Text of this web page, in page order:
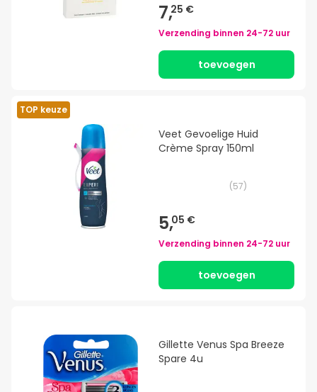
7,25 €
Verzending binnen 24-72 uur
toevoegen
TOP keuze
Veet Gevoelige Huid
Crème Spray 150ml
(57)
5,05 €
Verzending binnen 24-72 uur
toevoegen
Gillette Venus Spa Breeze
Spare 4u